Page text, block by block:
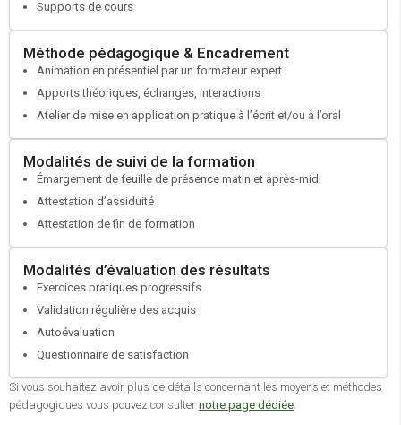
Faire valider votre projet par votre conseiller France Travail
Si besoin faire une demande de cofinancement auprès de votre
OPCO
Supports de cours
Méthode pédagogique & Encadrement
Animation en présentiel par un formateur expert
Apports théoriques, échanges, interactions
Atelier de mise en application pratique à l’écrit et/ou à l’oral
Modalités de suivi de la formation
Émargement de feuille de présence matin et après-midi
Attestation d’assiduité
Attestation de fin de formation
Modalités d’évaluation des résultats
Exercices pratiques progressifs
Validation régulière des acquis
Autoévaluation
Questionnaire de satisfaction
Si vous souhaitez avoir plus de détails concernant les moyens et méthodes
pédagogiques vous pouvez consulter notre page dédiée.